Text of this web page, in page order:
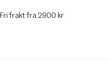
Fri frakt fra 2900 kr